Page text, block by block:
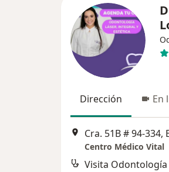
Dirección En
Cra. 51B # 94-
Centro Médico Vital
Visita Odontología